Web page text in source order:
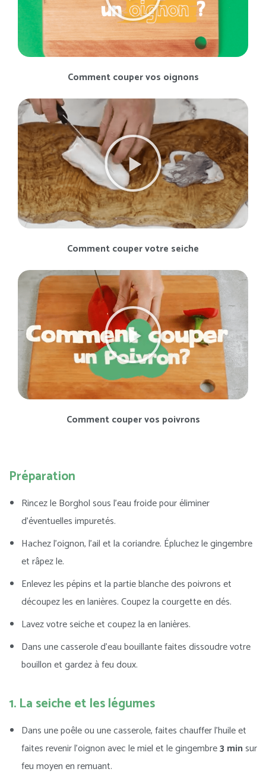
Comment couper vos oignons
Comment couper votre seiche
Comment couper vos poivrons
Préparation
Rincez le Borghol sous l’eau froide pour éliminer
d’éventuelles impuretés.
Hachez l’oignon, l’ail et la coriandre. Épluchez le gingembre
et râpez le.
Enlevez les pépins et la partie blanche des poivrons et
découpez les en lanières. Coupez la courgette en dés.
Lavez votre seiche et coupez la en lanières.
Dans une casserole d’eau bouillante faites dissoudre votre
bouillon et gardez à feu doux.
1. La seiche et les légumes
Dans une poêle ou une casserole, faites chauffer l’huile et
faites revenir l’oignon avec le miel et le gingembre3 minsur
feu moyen en remuant.